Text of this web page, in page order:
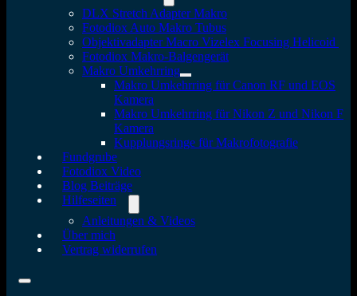
DLX Stretch Adapter Makro
Fotodiox Auto Makro Tubus
Objektivadapter Macro Vizelex Focusing Helicoid
Fotodiox Makro-Balgengerät
Makro Umkehrring
Makro Umkehrring für Canon RF und EOS
Kamera
Makro Umkehrring für Nikon Z und Nikon F
Kamera
Kupplungsringe für Makrofotografie
Fundgrube
Fotodiox Video
Blog Beiträge
Hilfeseiten
Anleitungen & Videos
Über mich
Vertrag widerrufen